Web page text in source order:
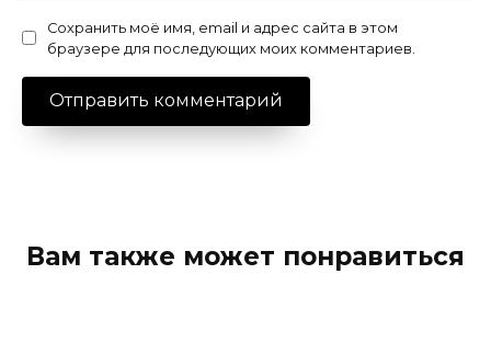
Сохранить моё имя, email и адрес сайта в этом
браузере для последующих моих комментариев.
Вам также может понравиться